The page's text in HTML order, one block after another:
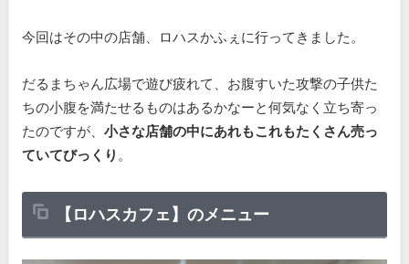
今回はその中の店舗、ロハスかふぇに行ってきました。
だるまちゃん広場で遊び疲れて、お腹すいた攻撃の子供た
ちの小腹を満たせるものはあるかなーと何気なく立ち寄っ
たのですが、 小さな店舗の中にあれもこれもたくさん売っ
ていてびっくり 。
【ロハスカフェ】のメニュー